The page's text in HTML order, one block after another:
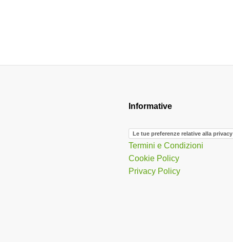
Informative
Le tue preferenze relative alla privacy
Termini e Condizioni
Cookie Policy
Privacy Policy